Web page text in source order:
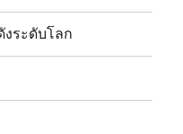
ระดับโลก